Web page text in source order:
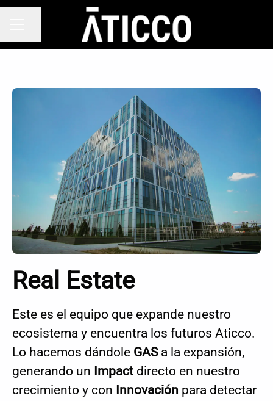
MENÚ DE EMPLEO
Compartir página
Real Estate
Este es el equipo que expande nuestro
ecosistema y encuentra los futuros Aticco.
Lo hacemos dándole GASa la expansión,
generando un Impact directo en nuestro
crecimiento y con Innovación para detectar